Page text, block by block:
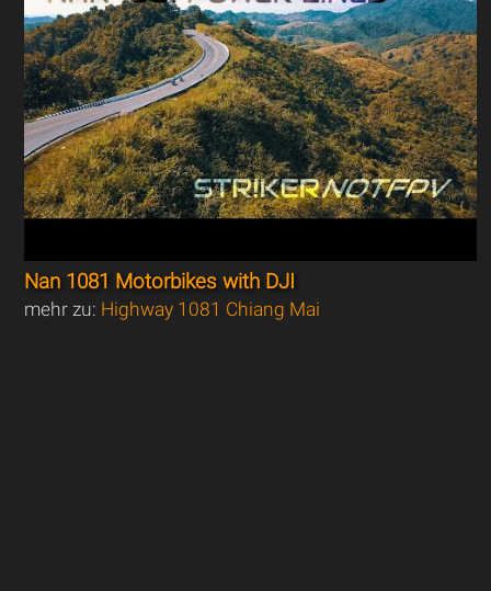
Nan 1081 Motorbikes with DJI
mehr zu: Highway 1081 Chiang Mai